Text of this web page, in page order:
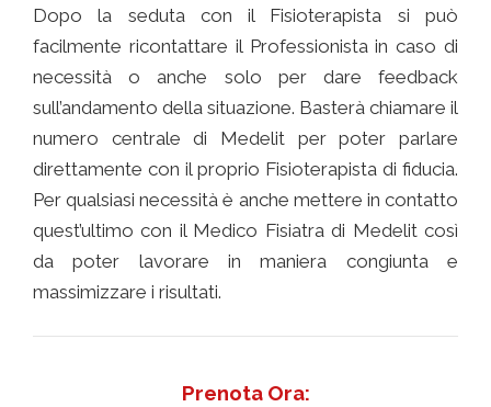
Dopo la seduta con il Fisioterapista si può
facilmente ricontattare il Professionista in caso di
necessità o anche solo per dare feedback
sull’andamento della situazione. Basterà chiamare il
numero centrale di Medelit per poter parlare
direttamente con il proprio Fisioterapista di fiducia.
Per qualsiasi necessità è anche mettere in contatto
quest’ultimo con il Medico Fisiatra di Medelit così
da poter lavorare in maniera congiunta e
massimizzare i risultati.
Prenota Ora: